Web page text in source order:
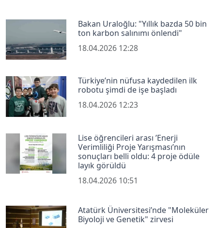
Bakan Uraloğlu: "Yıllık bazda 50 bin
ton karbon salınımı önlendi"
18.04.2026 12:28
Türkiye’nin nüfusa kaydedilen ilk
robotu şimdi de işe başladı
18.04.2026 12:23
Lise öğrencileri arası ’Enerji
Verimliliği Proje Yarışması’nın
sonuçları belli oldu: 4 proje ödüle
layık görüldü
18.04.2026 10:51
Atatürk Üniversitesi’nde "Moleküler
Biyoloji ve Genetik" zirvesi